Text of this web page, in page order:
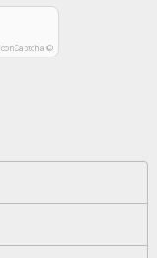
IconCaptcha ©